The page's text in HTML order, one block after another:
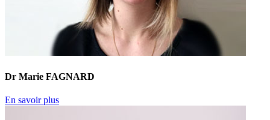
Dr Marie FAGNARD
En savoir plus